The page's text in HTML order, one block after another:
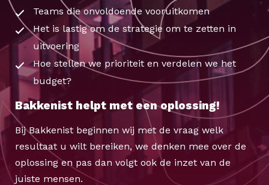
Teams die onvoldoende vooruitkomen
Het is lastig om de strategie om te zetten in
uitvoering
Hoe stellen we prioriteit en verdelen we het
budget?
⁠Bakkenist helpt met een oplossing!
Bij Bakkenist beginnen wij met de vraag welk
resultaat u wilt bereiken, we denken mee over de
oplossing en pas dan volgt ook de inzet van de
juiste mensen.